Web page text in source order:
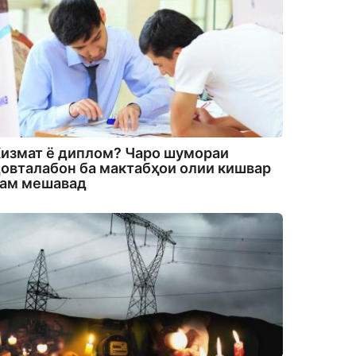
ё диплом? Чаро шумораи
ба мактабҳои олии кишвар
мешавад